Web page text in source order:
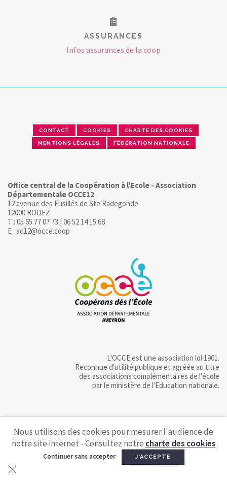
ASSURANCES
Infos assurances de la coop
CONTACT COOKIES CHARTE DES COOKIES
MENTIONS LÉGALES FÉDÉRATION NATIONALE
Office central de la Coopération à l'Ecole - Association
Départementale OCCE12
12 avenue des Fusillés de Ste Radegonde
12000 RODEZ
T : 05 65 77 07 73 | 06 52 14 15 68
E : ad12@occe.coop
L'OCCE est une association loi 1901.
Reconnue d'utilité publique et agréée au titre
des associations complémentaires de l'école
par le ministère de l'Education nationale.
Nous utilisons des cookies pour mesurer l'audience de
notre site internet - Consultez notre charte des cookies
Continuer sans accepter J'ACCEPTE